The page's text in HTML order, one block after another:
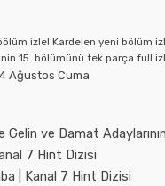
izle! Kardelen yeni bölüm
15. bölümünü tek parça full
Ağustos Cuma
Gelin ve Damat
7 Hint Dizisi
| Kanal 7 Hint Dizisi